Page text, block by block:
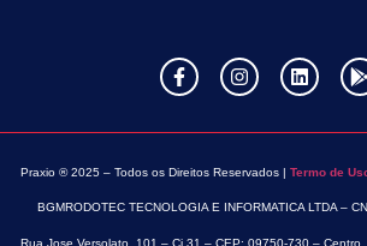
Praxio ® 2025 – Todos os Direitos Reservados | Termo de
BGMRODOTEC TECNOLOGIA E INFORMATICA LTDA –
Rua Jose Versolato, 101 – Cj 31 – CEP: 09750-730 –